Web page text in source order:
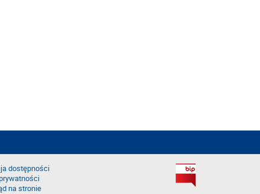
dostępności
na stronie